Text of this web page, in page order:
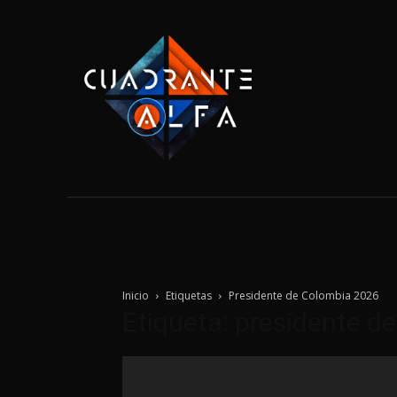
Inicio Etiquetas Presidente de Colombia 2026